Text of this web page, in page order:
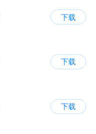
下载
下载
下载